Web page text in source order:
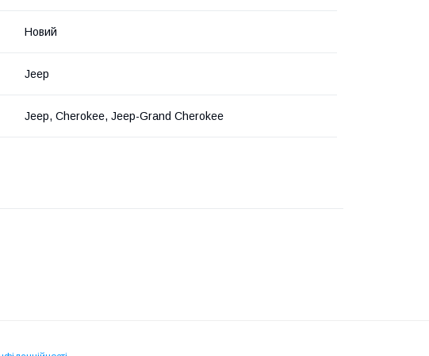
Новий
Jeep
Jeep, Cherokee, Jeep-Grand Cherokee